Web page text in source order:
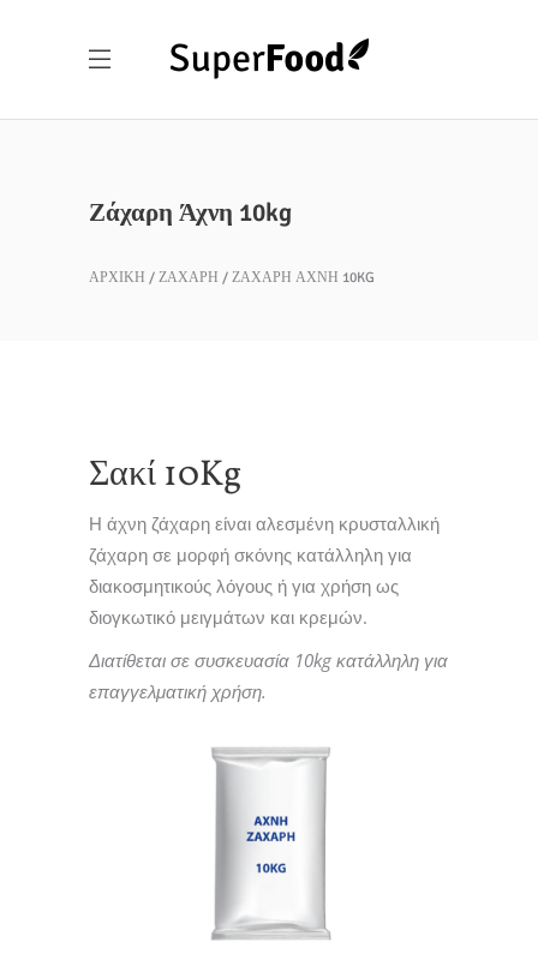
Ζάχαρη Άχνη 10kg
ΑΡΧΙΚΉ ΖΆΧΑΡΗ ΖΆΧΑΡΗ ΆΧΝΗ 10KG
Σακί 10Kg
Η άχνη ζάχαρη είναι αλεσμένη κρυσταλλική
ζάχαρη σε μορφή σκόνης κατάλληλη για
διακοσμητικούς λόγους ή για χρήση ως
διογκωτικό μειγμάτων και κρεμών.
Διατίθεται σε συσκευασία 10kg κατάλληλη για
επαγγελματική χρήση.